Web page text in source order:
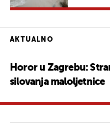
AKTUALNO
Horor u Zagrebu:
silovanja maloljetnice